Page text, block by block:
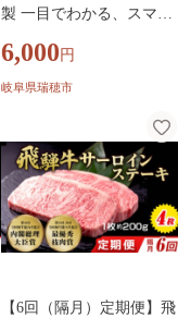
製 一目でわかる、スマー
ーリング キーホルダー チ
ャーム 小物 雑貨 岐阜 瑞
6,000 円
岐阜県瑞穂市
【6回（隔月）定期便】飛